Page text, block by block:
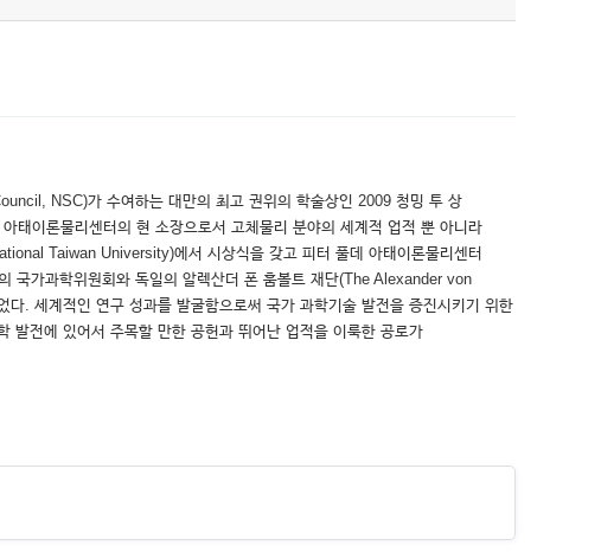
NSC)가 수여하는 대만의 최고 권위의 학술상인 2009 청밍 투 상
이론물리센터의 현 소장으로서 고체물리 분야의 세계적 업적 뿐 아니라
Taiwan University)에서 시상식을 갖고 피터 풀데 아태이론물리센터
국가과학위원회와 독일의 알렉산더 폰 훔볼트 재단(The Alexander von
. 세계적인 연구 성과를 발굴함으로써 국가 과학기술 발전을 증진시키기 위한
발전에 있어서 주목할 만한 공헌과 뛰어난 업적을 이룩한 공로가